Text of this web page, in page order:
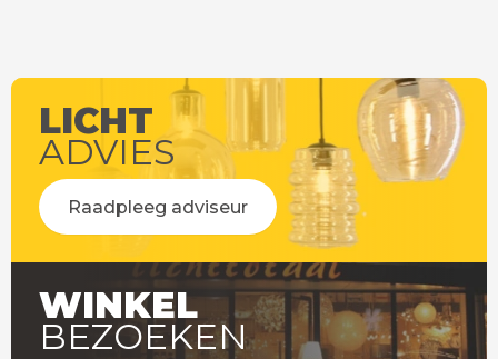
LICHT
ADVIES
Raadpleeg adviseur
WINKEL
BEZOEKEN